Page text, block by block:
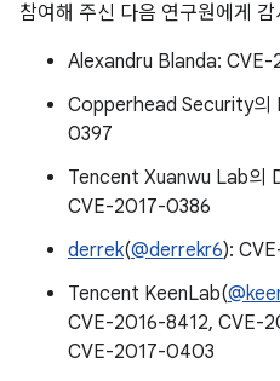
참여해 주신 다음 연구원에게
Alexandru Blanda:
Copperhead Security의
0397
Tencent Xuanwu Lab의
CVE-2017-0386
derrek(@derrekr6):
Tencent KeenLab(
CVE-2016-8412, CVE-
CVE-2017-0403